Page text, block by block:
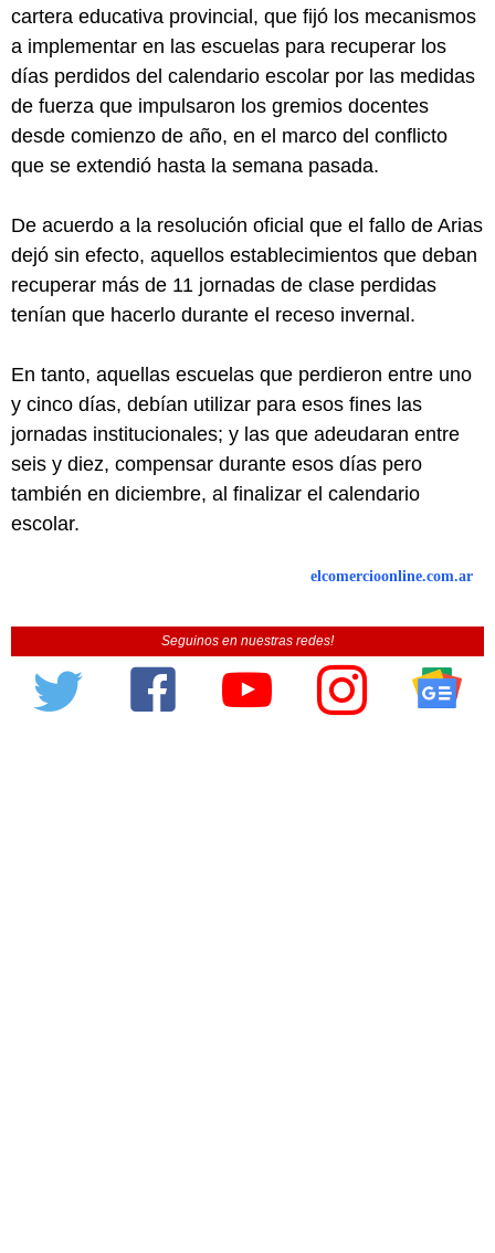
cartera educativa provincial, que fijó los mecanismos
a implementar en las escuelas para recuperar los
días perdidos del calendario escolar por las medidas
de fuerza que impulsaron los gremios docentes
desde comienzo de año, en el marco del conflicto
que se extendió hasta la semana pasada.
De acuerdo a la resolución oficial que el fallo de Arias
dejó sin efecto, aquellos establecimientos que deban
recuperar más de 11 jornadas de clase perdidas
tenían que hacerlo durante el receso invernal.
En tanto, aquellas escuelas que perdieron entre uno
y cinco días, debían utilizar para esos fines las
jornadas institucionales; y las que adeudaran entre
seis y diez, compensar durante esos días pero
también en diciembre, al finalizar el calendario
escolar.
elcomercioonline.com.ar
Seguinos en nuestras redes!